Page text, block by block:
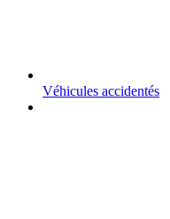
Véhicules accidentés